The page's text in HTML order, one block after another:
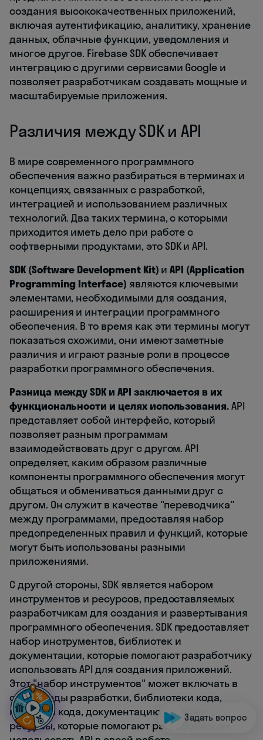
создания высококачественных приложений,
включая аутентификацию, аналитику, хранение
данных, облачные функции, уведомления и
многое другое. Firebase SDK обеспечивает
интеграцию с другими сервисами Google и
позволяет разработчикам создавать мощные и
масштабируемые приложения.
Различия между SDK и API
В мире современного программного
обеспечения важно разбираться в терминах и
концепциях, связанных с разработкой,
интеграцией и использованием различных
технологий. Два таких термина, с которыми
приходится иметь дело при работе с
софтверными продуктами, это SDK и API.
SDK (Software Development Kit) иAPI (Application
Programming Interface) являются ключевыми
элементами, необходимыми для создания,
расширения и интеграции программного
обеспечения. В то время как эти термины могут
показаться схожими, они имеют заметные
различия и играют разные роли в процессе
разработки программного обеспечения.
Разница между SDK и API заключается в их
функциональности и целях использования.API
представляет собой интерфейс, который
позволяет разным программам
взаимодействовать друг с другом. API
определяет, каким образом различные
компоненты программного обеспечения могут
общаться и обмениваться данными друг с
другом. Он служит в качестве "переводчика"
между программами, предоставляя набор
предопределенных правил и функций, которые
могут быть использованы разными
приложениями.
С другой стороны, SDK является набором
инструментов и ресурсов, предоставляемых
разработчикам для создания и развертывания
программного обеспечения. SDK предоставляет
набор инструментов, библиотек и
документации, которые помогают разработчику
использовать API для создания приложений.
Этот "набор инструментов" может включать в
себя среды разработки, библиотеки кода,
примеры кода, документацию и другие
ресурсы, которые помогают разработчикам
Задать вопрос